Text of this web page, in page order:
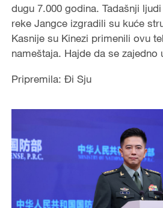
dugu 7.000 godina. Tadašnji
reke Jangce izgradili su kuće
Kasnije su Kinezi primenili ovu
nameštaja. Hajde da se zajedno
Pripremila: Đi Sju